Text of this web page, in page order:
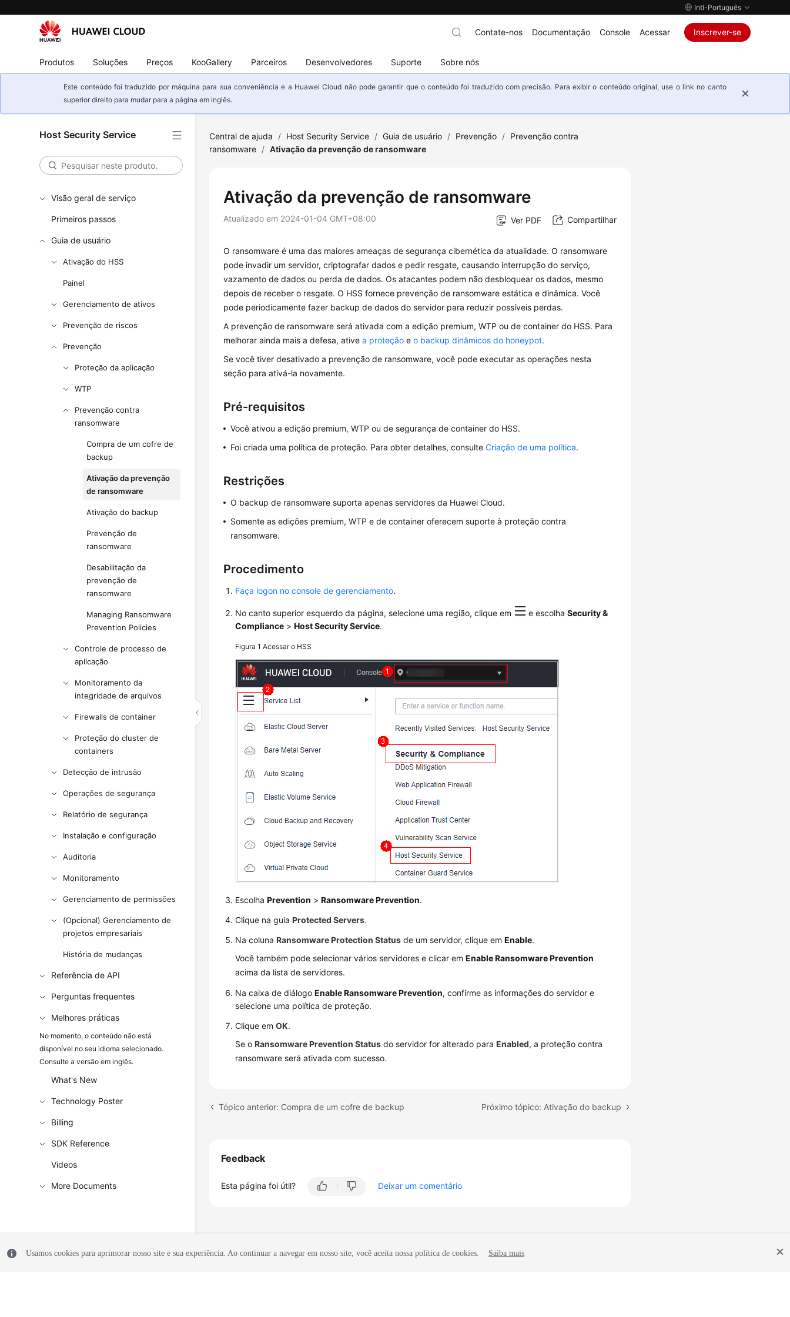
Intl-Português
Produtos Soluções Preços KooGallery Parceiros Desenvolvedores Suporte Sobre nós
Contate-nos Documentação Console Acessar Inscrever-se
Este conteúdo foi traduzido por máquina para sua conveniência e a Huawei Cloud não pode garantir que o conteúdo foi traduzido com precisão. Para exibir o conteúdo original, use o link no canto
superior direito para mudar para a página em inglês.
Host Security Service
Visão geral de serviço
Primeiros passos
Guia de usuário
Ativação do HSS
Painel
Gerenciamento de ativos
Prevenção de riscos
Prevenção
Proteção da aplicação
WTP
Prevenção contra
ransomware
Compra de um cofre de
backup
Ativação da prevenção
de ransomware
Ativação do backup
Prevenção de
ransomware
Desabilitação da
prevenção de
ransomware
Managing Ransomware
Prevention Policies
Controle de processo de
aplicação
Monitoramento da
integridade de arquivos
Firewalls de container
Proteção do cluster de
containers
Detecção de intrusão
Operações de segurança
Relatório de segurança
Instalação e configuração
Auditoria
Monitoramento
Gerenciamento de permissões
(Opcional) Gerenciamento de
projetos empresariais
História de mudanças
Referência de API
Perguntas frequentes
Melhores práticas
No momento, o conteúdo não está
disponível no seu idioma selecionado.
Consulte a versão em inglês.
What's New
Technology Poster
Billing
SDK Reference
Videos
More Documents
Central de ajuda / Host Security Service / Guia de usuário / Prevenção / Prevenção contra
ransomware / Ativação da prevenção de ransomware
Ativação da prevenção de ransomware
Atualizado em 2024-01-04 GMT+08:00 Ver PDF Compartilhar
O ransomware é uma das maiores ameaças de segurança cibernética da atualidade. O ransomware
pode invadir um servidor, criptografar dados e pedir resgate, causando interrupção do serviço,
vazamento de dados ou perda de dados. Os atacantes podem não desbloquear os dados, mesmo
depois de receber o resgate. O HSS fornece prevenção de ransomware estática e dinâmica. Você
pode periodicamente fazer backup de dados do servidor para reduzir possíveis perdas.
A prevenção de ransomware será ativada com a edição premium, WTP ou de container do HSS. Para
melhorar ainda mais a defesa, ativea proteção eo backup dinâmicos do honeypot.
Se você tiver desativado a prevenção de ransomware, você pode executar as operações nesta
seção para ativá-la novamente.
Pré-requisitos
Você ativou a edição premium, WTP ou de segurança de container do HSS.
Foi criada uma política de proteção. Para obter detalhes, consulteCriação de uma política.
Restrições
O backup de ransomware suporta apenas servidores da Huawei Cloud.
Somente as edições premium, WTP e de container oferecem suporte à proteção contra
ransomware.
Procedimento
Faça logon no console de gerenciamento.
No canto superior esquerdo da página, selecione uma região, clique em e escolhaSecurity &
Compliance >Host Security Service.
Figura 1Acessar o HSS
EscolhaPrevention >Ransomware Prevention.
Clique na guiaProtected Servers.
Na colunaRansomware Protection Status de um servidor, clique emEnable.
Você também pode selecionar vários servidores e clicar emEnable Ransomware Prevention
acima da lista de servidores.
Na caixa de diálogoEnable Ransomware Prevention, confirme as informações do servidor e
selecione uma política de proteção.
Clique emOK.
Se oRansomware Prevention Status do servidor for alterado paraEnabled, a proteção contra
ransomware será ativada com sucesso.
Tópico anterior: Compra de um cofre de backup Próximo tópico: Ativação do backup
Feedback
Esta página foi útil? Deixar um comentário
Usamos cookies para aprimorar nosso site e sua experiência. Ao continuar a navegar em nosso site, você aceita nossa política de cookies. Saiba mais